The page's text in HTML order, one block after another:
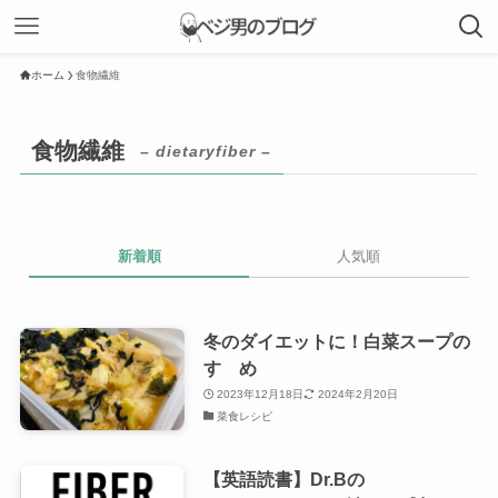
ホーム 食物繊維
食物繊維 – dietaryfiber –
新着順 人気順
冬のダイエットに！白菜スープの
すゝめ
2023年12月18日
2024年2月20日
菜食レシピ
【英語読書】Dr.Bの